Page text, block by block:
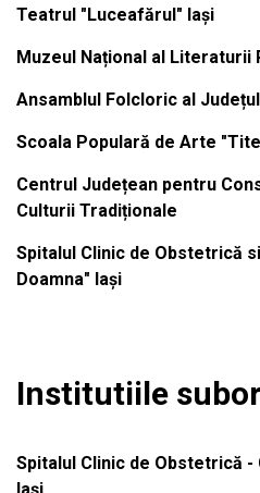
Teatrul "Luceafărul" Iași
Muzeul Național al Literaturii
Ansamblul Folcloric al
Scoala Populară de Arte
Centrul Județean pentru
Culturii Tradiționale
Spitalul Clinic de Obstetrică
Doamna" Iași
Institutiile
Spitalul Clinic de Obstetrică -